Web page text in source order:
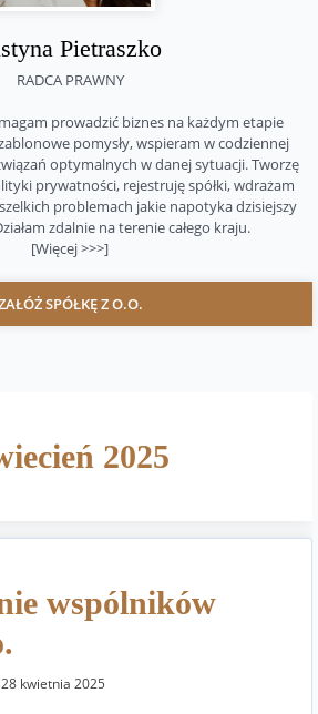
Pietraszko
RADCA PRAWNY
prowadzić biznes na każdym etapie
pomysły, wspieram w codziennej
optymalnych w danej sytuacji. Tworzę
prywatności, rejestruję spółki, wdrażam
problemach jakie napotyka dzisiejszy
zdalnie na terenie całego kraju.
[Więcej >>>]
SPÓŁKĘ Z O.O.
2025
wspólników
28 kwietnia 2025